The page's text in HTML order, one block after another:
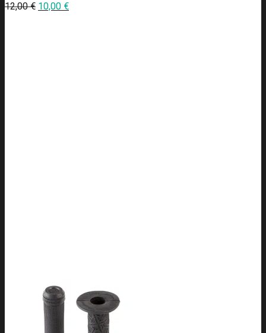
12,00€ 10,00 €